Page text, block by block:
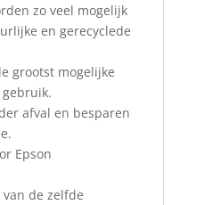
zo veel mogelijk
en gerecyclede
grootst mogelijke
afval en besparen
Epson
de zelfde